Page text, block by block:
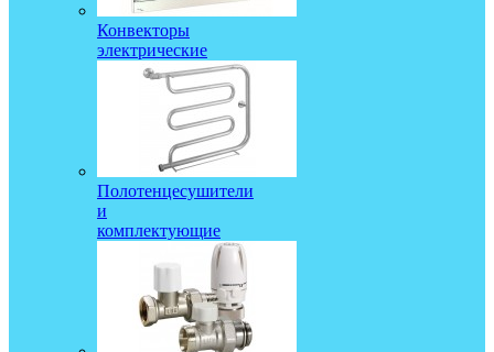
Конвекторы
электрические
Полотенцесушители
и
комплектующие